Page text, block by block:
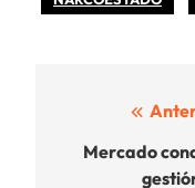
deMercado